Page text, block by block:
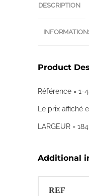
DESCRIPTION
Product
Référence = 1-
Le prix affiché
LARGEUR =
Additional
REF